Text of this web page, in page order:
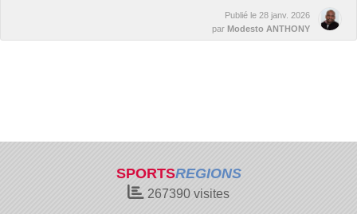
Publié le 28 janv. 2026
par Modesto ANTHONY
SPORTSREGIONS
267390 visites